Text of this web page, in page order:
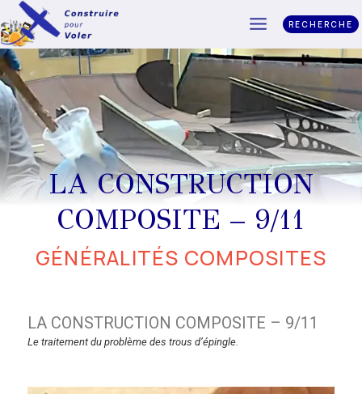
RECHERCHE
LA CONSTRUCTION
COMPOSITE – 9/11
GÉNÉRALITÉS COMPOSITES
LA CONSTRUCTION COMPOSITE – 9/11
Le traitement du problème des trous d’épingle.